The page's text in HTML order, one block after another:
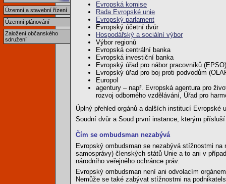
Územní a stavební řízení
Územní plánování
Založení občanského
sdružení
Evropská komise
Rada Evropské unie
Evropský parlament
Evropský účetní dvůr
Hospodářský a sociální výbor
Výbor regionů
Evropská centrální banka
Evropská investiční banka
Evropský úřad pro nábor pracovníků (EPSO)
Evropský úřad pro boj proti podvodům
Europol
agentury – např. Evropská agentura pro
rozvoj odborného vzdělávání, Úřad pro
Úplný přehled orgánů a dalších institucí Evropské
Soudní dvůr a Soud první instance, kterým
Čím se ombudsman nezabývá
Evropský ombudsman se nezabývá stížnostmi
samosprávy) členských států Unie a to ani v
národního veřejného ochránce práv.
Evropský ombudsman není ani odvolacím
Nemůže se také zabývat stížnostmi na